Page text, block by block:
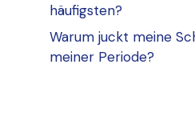
häufigsten?
Warum juckt meine
meiner Periode?